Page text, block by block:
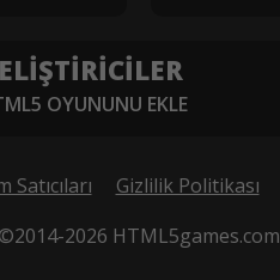
OYUNUNU EKLE
Satıcıları Gizlilik Politikası
©2014-2026 HTML5games.com